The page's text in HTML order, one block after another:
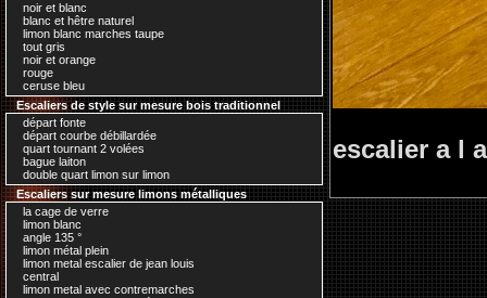
noir et blanc
blanc et hêtre naturel
limon blanc marches taupe
tout gris
noir et orange
rouge
ceruse bleu
Escaliers de style sur mesure bois traditionnel
départ fonte
départ courbe débillardée
quart tournant 2 volées
bague laiton
double quart limon sur limon
Escaliers sur mesure limons métalliques
la cage de verre
limon blanc
angle 135 °
limon métal plein
limon metal escalier de jean louis
central
limon metal avec contremarches
escalier a l